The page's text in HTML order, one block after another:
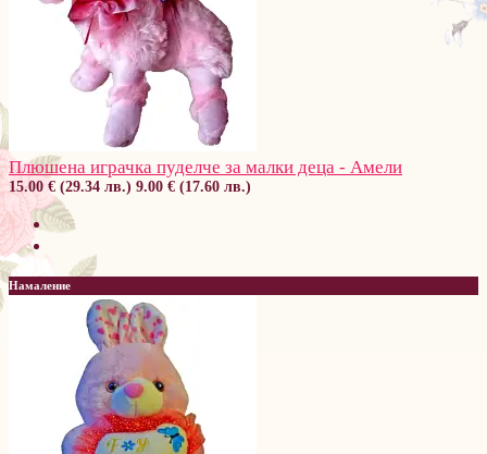
Плюшена играчка пуделче за малки деца - Амели
15.00 € (29.34 лв.) 9.00 € (17.60 лв.)
Намаление